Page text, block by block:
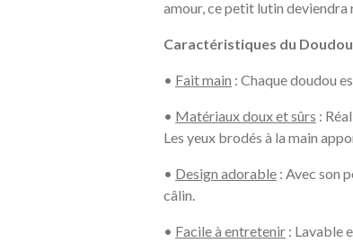
amour, ce petit lutin
Caractéristiques du
• Fait main : Chaque doudou
• Matériaux doux et sûrs :
Les yeux brodés à la main
• Design adorable : Avec son
câlin.
• Facile à entretenir : Lavable